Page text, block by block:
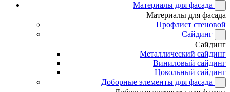
Материалы для фасада
Материалы для фасада
Профлист стеновой
Сайдинг
Сайдинг
Металлический сайдинг
Виниловый сайдинг
Цокольный сайдинг
Доборные элементы для фасада